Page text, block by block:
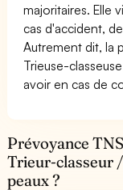
majoritaires. Elle
cas d'accident,
Autrement dit, la
Trieuse-
avoir en cas de
Prévoyance
Trieur-classeur
peaux ?